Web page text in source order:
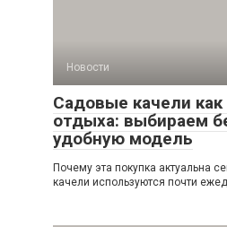
Новости
Садовые качели
отдыха: выбираем
удобную модель
Почему эта покупка актуальна
качели используются почти